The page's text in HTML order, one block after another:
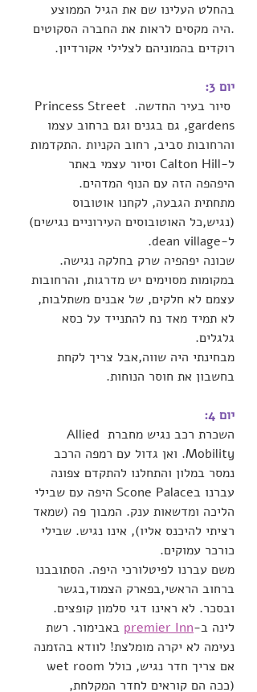
בהחלט העלינו שם את הגיל הממוצע
.היה מקסים לראות את החברה הסקוטים
רוקדים בהמוניהם לצלילי אקורדיון.
יום 3:
סיור בעיר החדשה. Princess Street
gardens, גם בגנים וגם ברחוב עצמו
והרחובות סביב, רחוב הקניות .התקדמות
ל-Calton Hill וסיור עצמי באתר
היפהפה הזה עם הנוף המדהים.
מתחתית הגבעה, לקחנו אוטובוס
(נגיש,כל האוטובוסים העירוניים נגישים)
ל-dean village.
שכונה יפהפיה שרק בחלקה נגישה.
במקומות מסוימים יש מדרגות, והרחובות
עצמם לא חלקים, של אבנים משתלבות,
לא תמיד מאד נח להתנייד על כסא
גלגלים.
מבחינתי היה שווה,אבל צריך לקחת
בחשבון את חוסר הנוחות.
יום 4:
השכרת רכב נגיש מחברת Allied
Mobility. ואן גדול עם רמפה הרכב
נמסר במלון והתחלנו להתקדם צפונה
עברנו בScone Palace היפה עם שבילי
הליכה ומדשאות ענק. המבוך פה (שמאד
רציתי להיכנס אליו), אינו נגיש. שבילי
כורכר עמוקים.
משם עברנו לפיטלורכי היפה. הסתובבנו
ברחוב הראשי,בפארק הצמוד,בגשר
ובסכר. לא ראינו דגי סלמון קופצים.
לינה ב-premier Inn באבימור. רשת
נעימה לא יקרה מומלצת! לוודא בהזמנה
(ככה הם קוראים לחדר המקלחת,